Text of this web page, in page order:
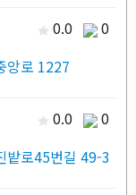
0.0
0
앙로 1227
0.0
0
밭로45번길 49-3